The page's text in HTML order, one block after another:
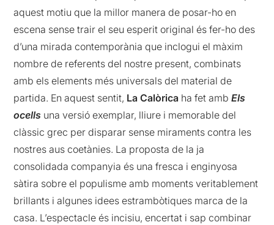
aquest motiu que la millor manera de posar-ho en
escena sense trair el seu esperit original és fer-ho des
d’una mirada contemporània que inclogui el màxim
nombre de referents del nostre present, combinats
amb els elements més universals del material de
partida. En aquest sentit, La Calòrica ha fet ambEls
ocells una versió exemplar, lliure i memorable del
clàssic grec per disparar sense miraments contra les
nostres aus coetànies. La proposta de la ja
consolidada companyia és una fresca i enginyosa
sàtira sobre el populisme amb moments veritablement
brillants i algunes idees estrambòtiques marca de la
casa. L’espectacle és incisiu, encertat i sap combinar